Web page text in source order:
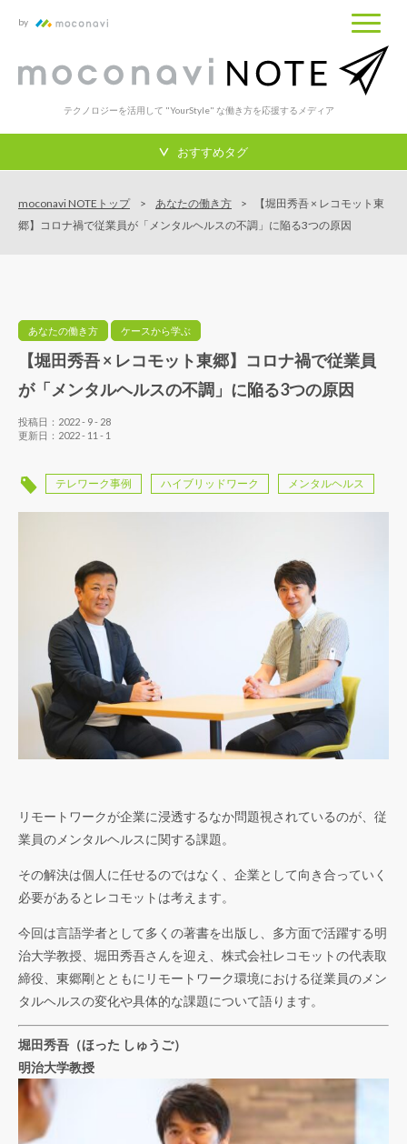
テクノロジーを活用して "YourStyle" な働き方を応援するメディア
by
おすすめタグ
moconavi NOTEトップ あなたの働き方
【堀田秀吾 × レコモット東
郷】コロナ禍で従業員が「メンタルヘルスの不調」に陥る3つの原因
あなたの働き方 ケースから学ぶ
【堀田秀吾 × レコモット東郷】コロナ禍で従業員
が「メンタルヘルスの不調」に陥る3つの原因
投稿日：2022 - 9 - 28
更新日：2022 - 11 - 1
テレワーク事例 ハイブリッドワーク メンタルヘルス
リモートワークが企業に浸透するなか問題視されているのが、従
業員のメンタルヘルスに関する課題。
その解決は個人に任せるのではなく、企業として向き合っていく
必要があるとレコモットは考えます。
今回は言語学者として多くの著書を出版し、多方面で活躍する明
治大学教授、堀田秀吾さんを迎え、株式会社レコモットの代表取
締役、東郷剛とともにリモートワーク環境における従業員のメン
タルヘルスの変化や具体的な課題について語ります。
堀田秀吾（ほった しゅうご）
明治大学教授